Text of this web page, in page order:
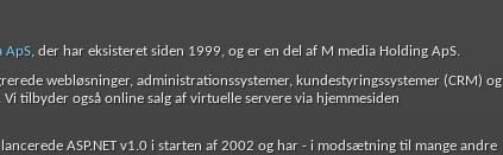
ApS, der har eksisteret siden 1999, og er en del af M media Holding ApS.
webløsninger, administrationssystemer, kundestyringssystemer (CRM) og
tilbyder også online salg af virtuelle servere via hjemmesiden
ASP.NET v1.0 i starten af 2002 og har - i modsætning til mange andre